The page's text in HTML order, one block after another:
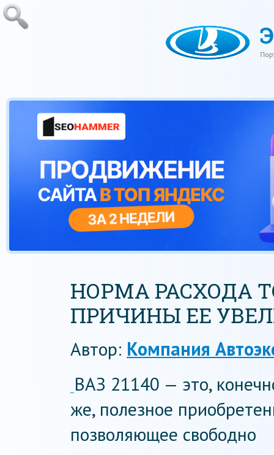
НОРМА РАСХОДА
ПРИЧИНЫ ЕЕ
Автор: Компания
ВАЗ 21140 — это,
же, полезное
позволяющее свободно